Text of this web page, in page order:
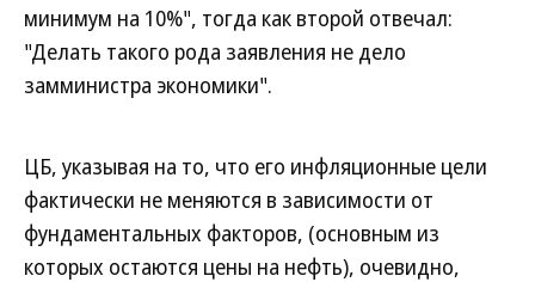
минимум на 10%", тогда как второй отвечал:
"Делать такого рода заявления не дело
замминистра экономики".
ЦБ, указывая на то, что его инфляционные цели
фактически не меняются в зависимости от
фундаментальных факторов, (основным из
которых остаются цены на нефть), очевидно,